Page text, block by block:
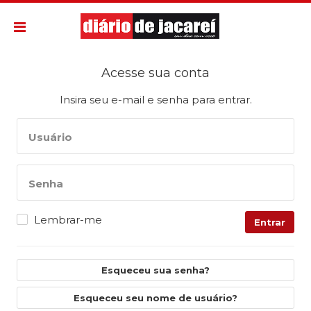
Acesse sua conta
Insira seu e-mail e senha para entrar.
Usuário
Senha
Lembrar-me Entrar
Esqueceu sua senha?
Esqueceu seu nome de usuário?